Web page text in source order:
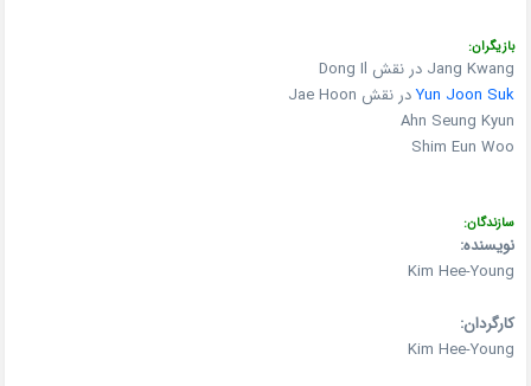
بازیگران:
Jang Kwang در نقش Dong Il
Yun Joon Sukدر نقش Jae Hoon
Ahn Seung Kyun
Shim Eun Woo
سازندگان:
نویسنده:
Kim Hee-Young
کارگردان:
Kim Hee-Young